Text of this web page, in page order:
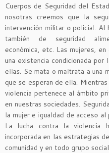
Cuerpos de Seguridad del
nosotras creemos que la
intervención militar o policial. Al
también de seguridad
económica, etc. Las mujeres,
una existencia condicionada
ellas. Se mata o maltrata a una
que se esperan de ella.
violencia pertenece al ámbito
en nuestras sociedades.
la mujer e igualdad de acceso
La lucha contra la violencia
incorporada en las estrategias
comunidad y en todo grupo